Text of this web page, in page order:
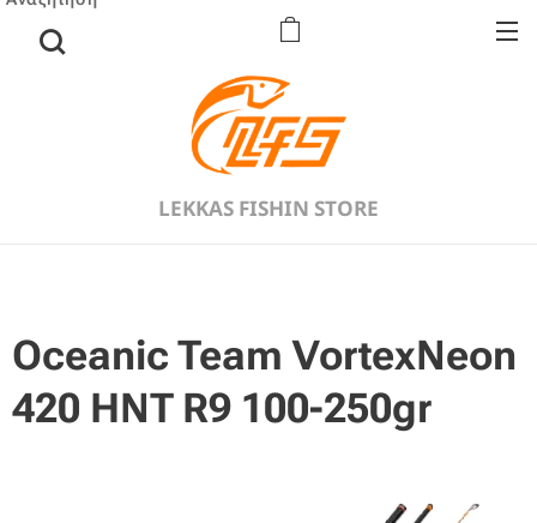
LEKKAS FISHIN STORE
Oceanic Team VortexNeon
420 HNT R9 100-250gr